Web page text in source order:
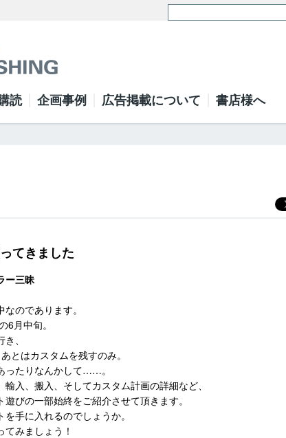
読 企画事例 広告掲載について 書店様へ
てきました
ー三昧
のであります。
6月中旬。
、
とはカスタムを残すのみ。
ったりなんかして……。
入、搬入、そしてカスタム計画の詳細など、
びの一部始終をご紹介させて頂きます。
手に入れるのでしょうか。
みましょう！